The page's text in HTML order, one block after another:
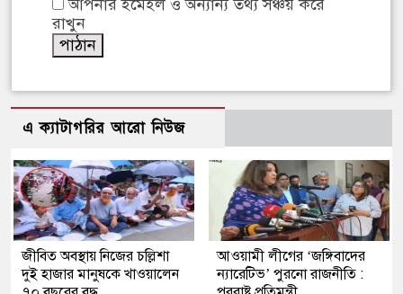
আপনার ইমেইল ও অন্যান্য তথ্য সঞ্চয় করে
রাখুন
এ ক্যাটাগরির আরো নিউজ
জীবিত অবস্থায় নিজের চল্লিশা
দুই হাজার মানুষকে খাওয়ালেন
আওয়ামী লীগের ‘জঙ্গিবাদের
ন্যারেটিভ’ পুরনো রাজনীতি :